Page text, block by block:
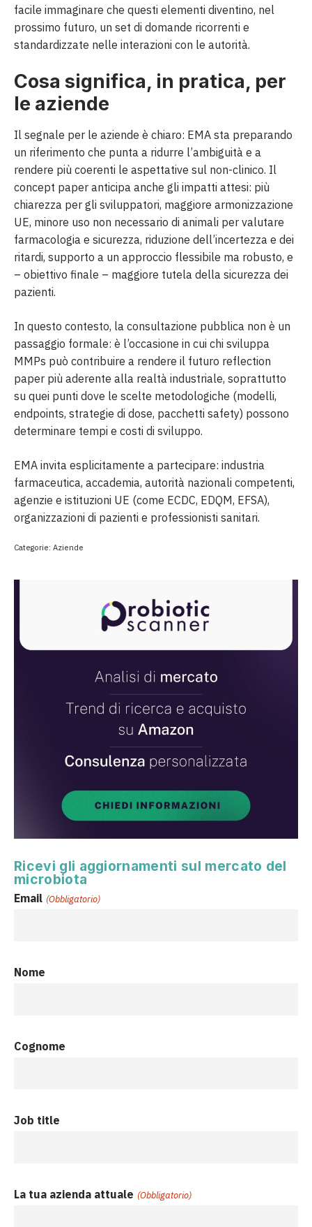
facile immaginare che questi elementi diventino, nel
prossimo futuro, un set di domande ricorrenti e
standardizzate nelle interazioni con le autorità.
Cosa significa, in pratica, per
le aziende
Il segnale per le aziende è chiaro: EMA sta preparando
un riferimento che punta a ridurre l’ambiguità e a
rendere più coerenti le aspettative sul non-clinico. Il
concept paper anticipa anche gli impatti attesi: più
chiarezza per gli sviluppatori, maggiore armonizzazione
UE, minore uso non necessario di animali per valutare
farmacologia e sicurezza, riduzione dell’incertezza e dei
ritardi, supporto a un approccio flessibile ma robusto, e
– obiettivo finale – maggiore tutela della sicurezza dei
pazienti.
In questo contesto, la consultazione pubblica non è un
passaggio formale: è l’occasione in cui chi sviluppa
MMPs può contribuire a rendere il futuro reflection
paper più aderente alla realtà industriale, soprattutto
su quei punti dove le scelte metodologiche (modelli,
endpoints, strategie di dose, pacchetti safety) possono
determinare tempi e costi di sviluppo.
EMA invita esplicitamente a partecipare: industria
farmaceutica, accademia, autorità nazionali competenti,
agenzie e istituzioni UE (come ECDC, EDQM, EFSA),
organizzazioni di pazienti e professionisti sanitari.
Categorie: Aziende
Ricevi gli aggiornamenti sul mercato del
microbiota
Email (Obbligatorio)
Nome
Cognome
Job title
La tua azienda attuale (Obbligatorio)